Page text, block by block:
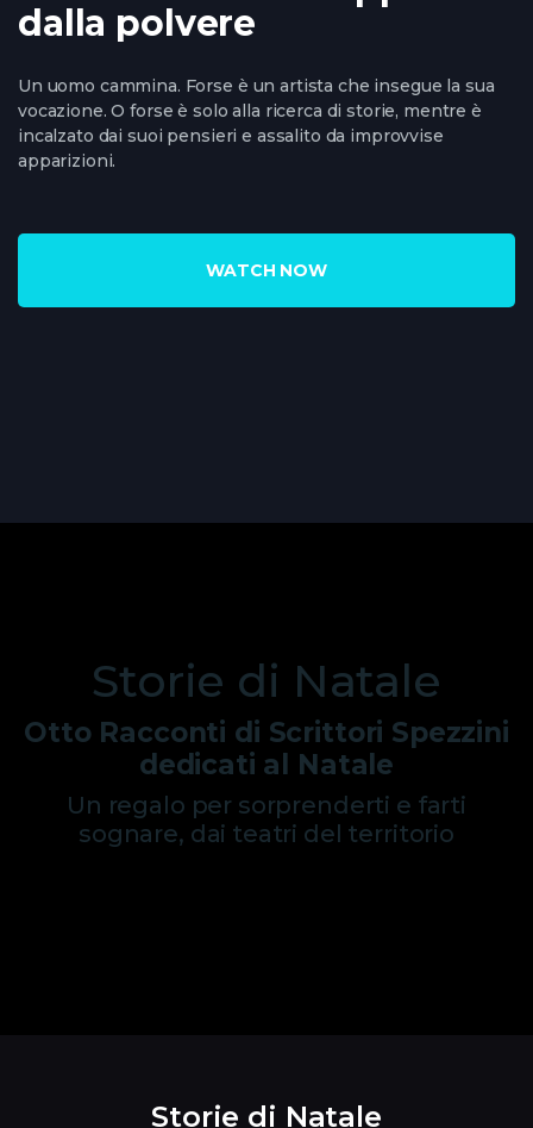
dalla polvere
Un uomo cammina. Forse è un artista che insegue la sua
vocazione. O forse è solo alla ricerca di storie, mentre è
incalzato dai suoi pensieri e assalito da improvvise
apparizioni.
WATCH NOW
Storie di Natale
Otto Racconti di Scrittori Spezzini
dedicati al Natale
Un regalo per sorprenderti e farti
sognare, dai teatri del territorio
Storie di Natale